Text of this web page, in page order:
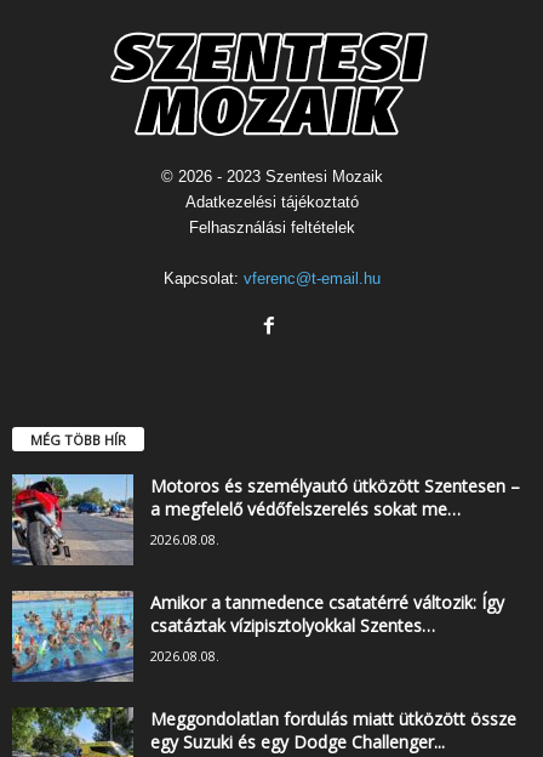
© 2026 - 2023 Szentesi Mozaik
Adatkezelési tájékoztató
Felhasználási feltételek
Kapcsolat: vferenc@t-email.hu
MÉG TÖBB HÍR
Motoros és személyautó ütközött Szentesen –
a megfelelő védőfelszerelés sokat me…
2026.08.08.
Amikor a tanmedence csatatérré változik: Így
csatáztak vízipisztolyokkal Szentes…
2026.08.08.
Meggondolatlan fordulás miatt ütközött össze
egy Suzuki és egy Dodge Challenger...